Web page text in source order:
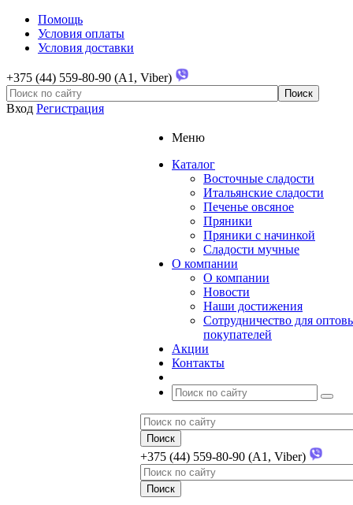
Помощь
Условия оплаты
Условия доставки
+375 (44) 559-80-90 (A1, Viber)
Вход Регистрация
Меню
Каталог
Восточные сладости
Итальянские сладости
Печенье овсяное
Пряники
Пряники с начинкой
Сладости мучные
О компании
О компании
Новости
Наши достижения
Сотрудничество для
покупателей
Акции
Контакты
+375 (44) 559-80-90 (A1, Viber)